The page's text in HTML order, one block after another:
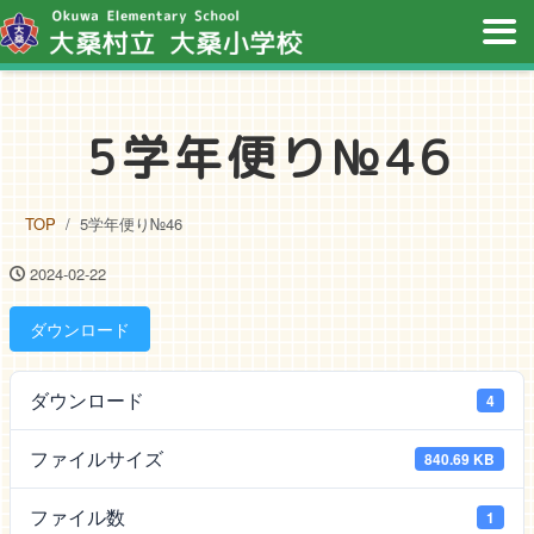
5学年便り№46
TOP 5学年便り№46
2024-02-22
ダウンロード
ダウンロード 4
ファイルサイズ 840.69 KB
ファイル数 1